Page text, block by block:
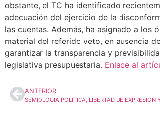
obstante, el TC ha identificado
adecuación del ejercicio de la
las cuentas. Además, ha asignado a los
material del referido veto, en ausencia
garantizar la transparencia y
legislativa presupuestaria. Enlace al
ANTERIOR